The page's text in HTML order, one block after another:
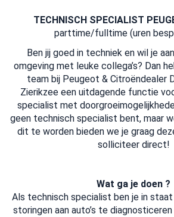
TECHNISCH SPECIALIST
parttime/fulltime (uren
Ben jij goed in techniek en wil je
omgeving met leuke collega’s? Dan
team bij Peugeot & Citroëndealer
Zierikzee een uitdagende functie
specialist met
geen technisch specialist bent, maar
dit te worden bieden we je graag
solliciteer direct!
Wat ga je doen ?
Als technisch specialist ben je in
storingen aan auto’s te